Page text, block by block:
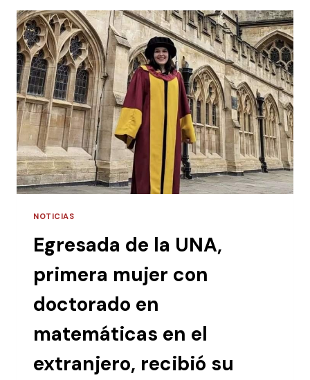
NOTICIAS
Egresada de la UNA,
primera mujer con
doctorado en
matemáticas en el
extranjero, recibió su